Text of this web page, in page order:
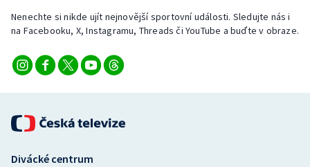
Ostatní
Nenechte si nikde ujít nejnovější sportovní události. Sledujte nás i
na Facebooku, X, Instagramu, Threads či YouTube a buďte v obraze.
Divácké centrum